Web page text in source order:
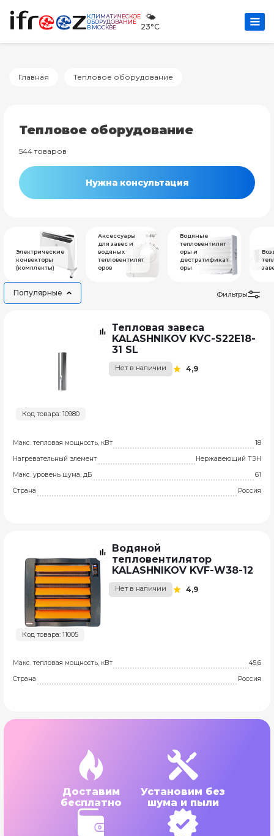
КЛИМАТИЧЕСКОЕ
ОБОРУДОВАНИЕ
В МОСКВЕ
🌤️
23°C
Главная Тепловое оборудование
Тепловое оборудование
544 товаров
Нужна консультация
Электрические
конвекторы
(комплекты)
Аксессуары
для завес и
водяных
тепловентилят
оров
Водяные
тепловентилят
оры и
дестратификат
оры
Популярные Фильтры
Код товара: 10980
Тепловая завеса
KALASHNIKOV KVC-S22E18-
31 SL
Нет в наличии 4,9
Макс. тепловая мощность, кВт
18
Нагревательный элемент
Нержавеющий ТЭН
Макс. уровень шума, дБ
61
Страна
Россия
Код товара: 11005
Водяной
тепловентилятор
KALASHNIKOV KVF-W38-12
Нет в наличии 4,9
Макс. тепловая мощность, кВт
45,6
Страна
Россия
Доставим
бесплатно
Установим без
шума и пыли